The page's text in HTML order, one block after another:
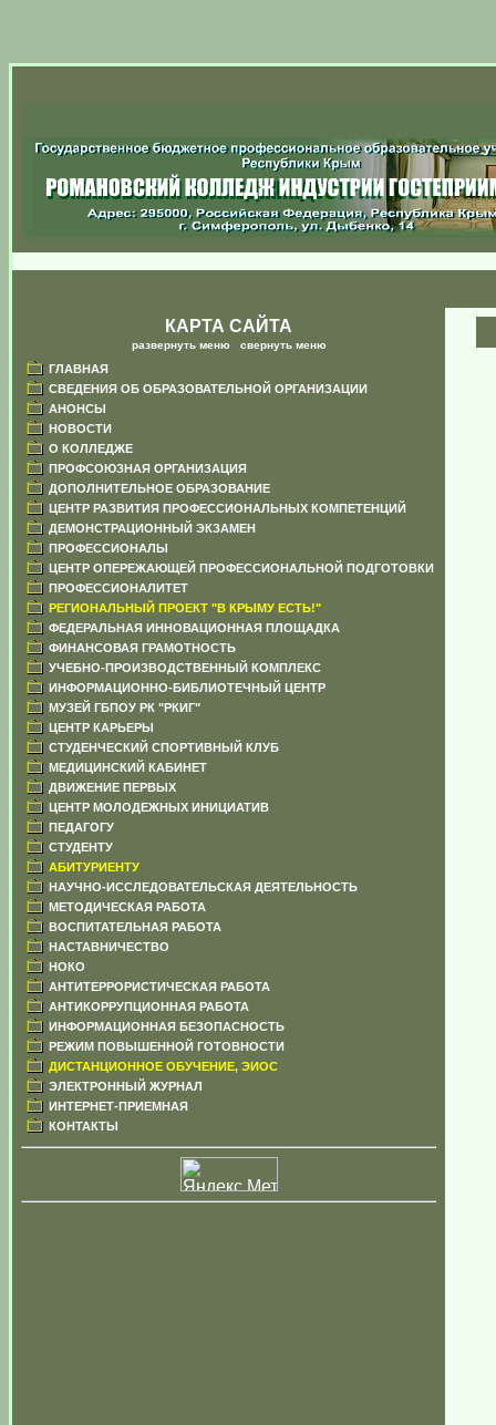
КАРТА САЙТА
развернуть меню свернуть меню
ГЛАВНАЯ
СВЕДЕНИЯ ОБ ОБРАЗОВАТЕЛЬНОЙ ОРГАНИЗАЦИИ
АНОНСЫ
НОВОСТИ
О КОЛЛЕДЖЕ
ПРОФСОЮЗНАЯ ОРГАНИЗАЦИЯ
ДОПОЛНИТЕЛЬНОЕ ОБРАЗОВАНИЕ
ЦЕНТР РАЗВИТИЯ ПРОФЕССИОНАЛЬНЫХ КОМПЕТЕНЦИЙ
ДЕМОНСТРАЦИОННЫЙ ЭКЗАМЕН
ПРОФЕССИОНАЛЫ
ЦЕНТР ОПЕРЕЖАЮЩЕЙ ПРОФЕССИОНАЛЬНОЙ ПОДГОТОВКИ
ПРОФЕССИОНАЛИТЕТ
РЕГИОНАЛЬНЫЙ ПРОЕКТ "В КРЫМУ ЕСТЬ!"
ФЕДЕРАЛЬНАЯ ИННОВАЦИОННАЯ ПЛОЩАДКА
ФИНАНСОВАЯ ГРАМОТНОСТЬ
УЧЕБНО-ПРОИЗВОДСТВЕННЫЙ КОМПЛЕКС
ИНФОРМАЦИОННО-БИБЛИОТЕЧНЫЙ ЦЕНТР
МУЗЕЙ ГБПОУ РК "РКИГ"
ЦЕНТР КАРЬЕРЫ
СТУДЕНЧЕСКИЙ СПОРТИВНЫЙ КЛУБ
МЕДИЦИНСКИЙ КАБИНЕТ
ДВИЖЕНИЕ ПЕРВЫХ
ЦЕНТР МОЛОДЕЖНЫХ ИНИЦИАТИВ
ПЕДАГОГУ
СТУДЕНТУ
АБИТУРИЕНТУ
НАУЧНО-ИССЛЕДОВАТЕЛЬСКАЯ ДЕЯТЕЛЬНОСТЬ
МЕТОДИЧЕСКАЯ РАБОТА
ВОСПИТАТЕЛЬНАЯ РАБОТА
НАСТАВНИЧЕСТВО
НОКО
АНТИТЕРРОРИСТИЧЕСКАЯ РАБОТА
АНТИКОРРУПЦИОННАЯ РАБОТА
ИНФОРМАЦИОННАЯ БЕЗОПАСНОСТЬ
РЕЖИМ ПОВЫШЕННОЙ ГОТОВНОСТИ
ДИСТАНЦИОННОЕ ОБУЧЕНИЕ, ЭИОС
ЭЛЕКТРОННЫЙ ЖУРНАЛ
ИНТЕРНЕТ-ПРИЕМНАЯ
КОНТАКТЫ